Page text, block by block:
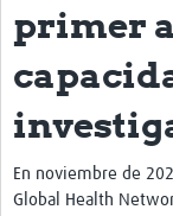
Clínica de datos
Sesiones de
Mentoría
Talleres
primer
En noviembre de
Global Health